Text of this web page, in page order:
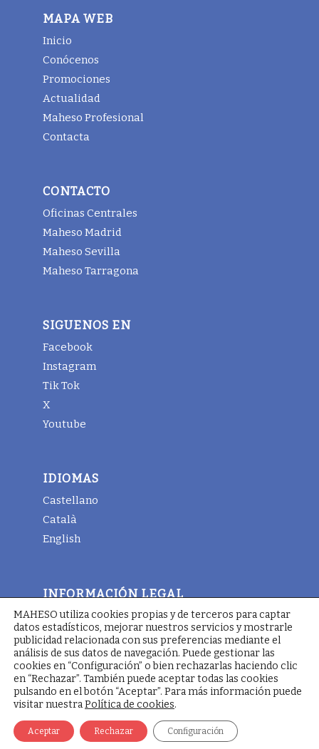
MAPA WEB
Inicio
Conócenos
Promociones
Actualidad
Maheso Profesional
Contacta
CONTACTO
Oficinas Centrales
Maheso Madrid
Maheso Sevilla
Maheso Tarragona
SIGUENOS EN
Facebook
Instagram
Tik Tok
X
Youtube
IDIOMAS
Castellano
Català
English
INFORMACIÓN LEGAL
Aviso legal
Términos y condiciones generales
Política de cookies
© Copyright - Maheso 2025 - Web designed by
Comunicación
MAHESO utiliza cookies propias y de terceros para captar
datos estadísticos, mejorar nuestros servicios y mostrarle
publicidad relacionada con sus preferencias mediante el
análisis de sus datos de navegación. Puede gestionar las
cookies en “Configuración” o bien rechazarlas haciendo clic
en “Rechazar”. También puede aceptar todas las cookies
pulsando en el botón “Aceptar”. Para más información puede
visitar nuestraPolítica de cookies.
Aceptar Rechazar Configuración